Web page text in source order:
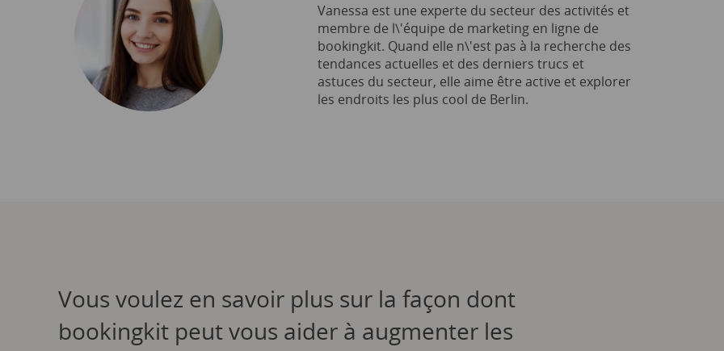
Vanessa est une experte du secteur des activités et
membre de l\'équipe de marketing en ligne de
bookingkit. Quand elle n\'est pas à la recherche des
tendances actuelles et des derniers trucs et
astuces du secteur, elle aime être active et explorer
les endroits les plus cool de Berlin.
Vous voulez en savoir plus sur la façon dont
bookingkit peut vous aider à augmenter les